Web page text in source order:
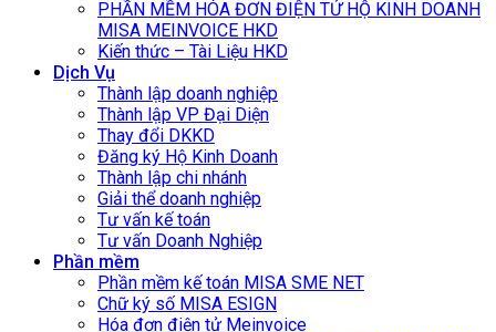
PHẦN MỀM HÓA ĐƠN ĐIỆN TỬ HỘ KINH DOANH
MISA MEINVOICE HKD
Kiến thức – Tài Liệu HKD
Dịch Vụ
Thành lập doanh nghiệp
Thành lập VP Đại Diện
Thay đổi DKKD
Đăng ký Hộ Kinh Doanh
Thành lập chi nhánh
Giải thể doanh nghiệp
Tư vấn kế toán
Tư vấn Doanh Nghiệp
Phần mềm
Phần mềm kế toán MISA SME NET
Chữ ký số MISA ESIGN
Hóa đơn điện tử Meinvoice